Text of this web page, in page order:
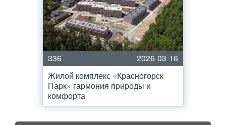
336
2026-03-16
Жилой комплекс «Красногорск
Парк» гармония природы и
комфорта